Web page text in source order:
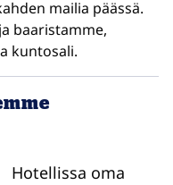
mailia päässä.
baaristamme,
kuntosali.
Hotellissa oma